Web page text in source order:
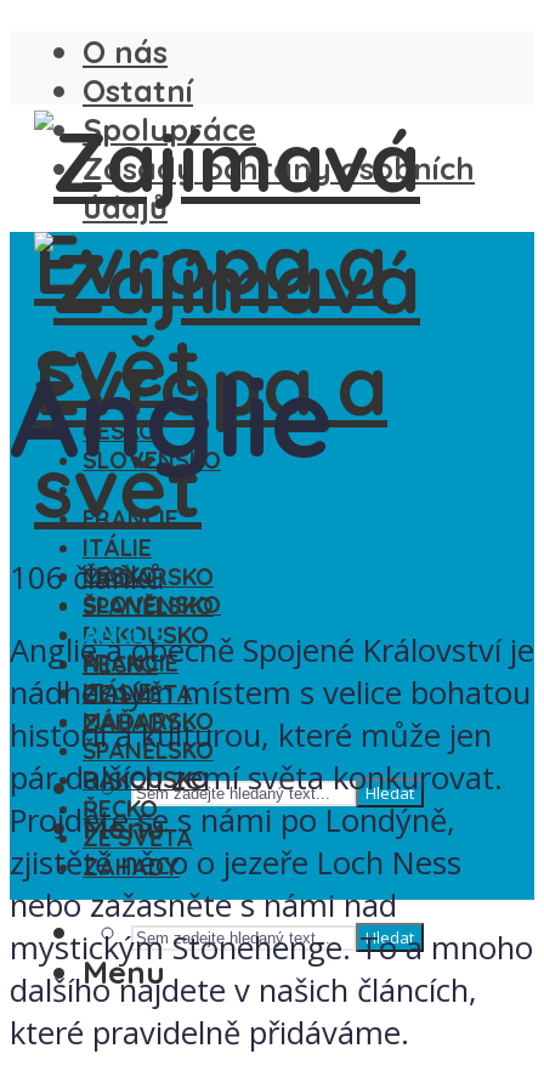
O nás
Ostatní
Spolupráce
Zásady ochrany osobních
údajů
ČESKO
SLOVENSKO
ANGLIE
FRANCIE
ITÁLIE
MAĎARSKO
ŠPANĚLSKO
RAKOUSKO
ŘECKO
ZE SVĚTA
ZÁHADY
Hledat
Menu
ČESKO
SLOVENSKO
ANGLIE
FRANCIE
ITÁLIE
MAĎARSKO
ŠPANĚLSKO
RAKOUSKO
ŘECKO
ZE SVĚTA
ZÁHADY
Hledat
Menu
Anglie
106 článků
Anglie a obecně Spojené Království je
nádherným místem s velice bohatou
historií a kulturou, které může jen
pár dalších zemí světa konkurovat.
Projděte se s námi po Londýně,
zjistětě něco o jezeře Loch Ness
nebo zažasněte s námi nad
mystickým Stonehenge. To a mnoho
dalšího najdete v našich článcích,
které pravidelně přidáváme.